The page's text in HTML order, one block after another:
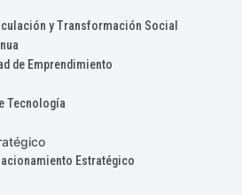
y Transformación Social
de Emprendimiento
Tecnología
Estratégico